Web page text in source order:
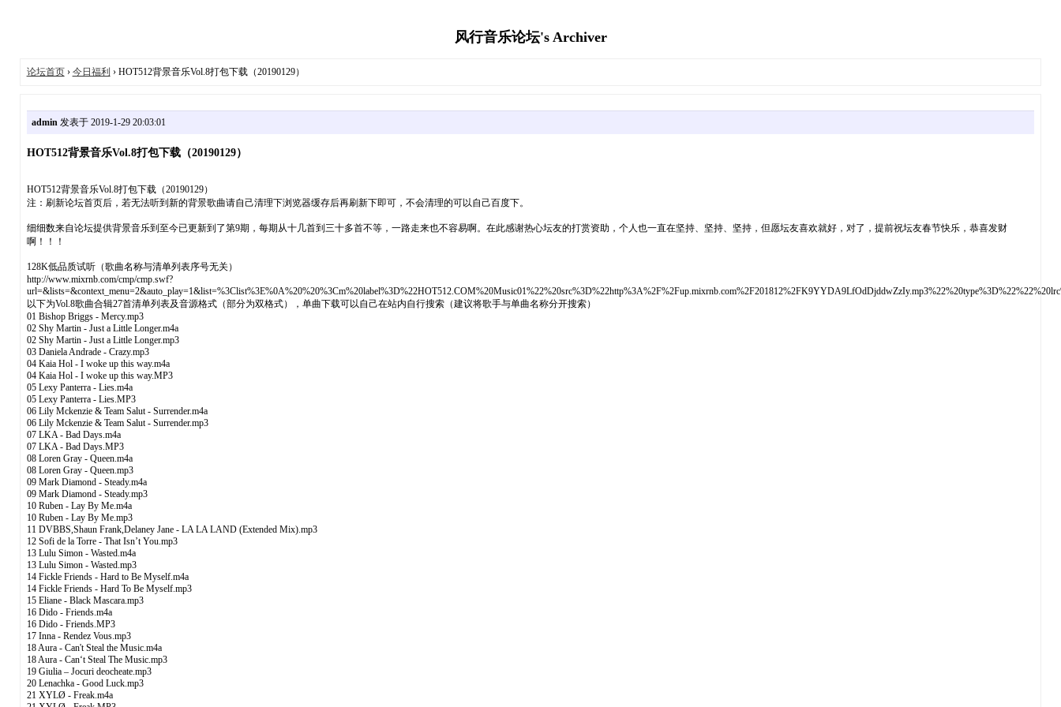
风行音乐论坛's Archiver
论坛首页› 今日福利 › HOT512背景音乐Vol.8打包下载（20190129）
admin发表于 2019-1-29 20:03:01
HOT512背景音乐Vol.8打包下载（20190129）
HOT512背景音乐Vol.8打包下载（20190129）
注：刷新论坛首页后，若无法听到新的背景歌曲请自己清理下浏览器缓存后再刷新下即可，不会清理的可以自己百度下。
细细数来自论坛提供背景音乐到至今已更新到了第9期，每期从十几首到三十多首不等，一路走来也不容易啊。在此感谢热心坛友的打赏资助，个人也一直在坚持、坚持、坚持，但愿坛友喜欢就好，对了，提前祝坛友春节快乐，恭喜发财
啊！！！
128K低品质试听（歌曲名称与清单列表序号无关）
http://www.mixrnb.com/cmp/cmp.swf?
以下为Vol.8歌曲合辑27首清单列表及音源格式（部分为双格式），单曲下载可以自己在站内自行搜索（建议将歌手与单曲名称分开搜索）
01 Bishop Briggs - Mercy.mp3
02 Shy Martin - Just a Little Longer.m4a
02 Shy Martin - Just a Little Longer.mp3
03 Daniela Andrade - Crazy.mp3
04 Kaia Hol - I woke up this way.m4a
04 Kaia Hol - I woke up this way.MP3
05 Lexy Panterra - Lies.m4a
05 Lexy Panterra - Lies.MP3
06 Lily Mckenzie & Team Salut - Surrender.m4a
06 Lily Mckenzie & Team Salut - Surrender.mp3
07 LKA - Bad Days.m4a
07 LKA - Bad Days.MP3
08 Loren Gray - Queen.m4a
08 Loren Gray - Queen.mp3
09 Mark Diamond - Steady.m4a
09 Mark Diamond - Steady.mp3
10 Ruben - Lay By Me.m4a
10 Ruben - Lay By Me.mp3
11 DVBBS,Shaun Frank,Delaney Jane - LA LA LAND (Extended Mix).mp3
12 Sofi de la Torre - That Isn’t You.mp3
13 Lulu Simon - Wasted.m4a
13 Lulu Simon - Wasted.mp3
14 Fickle Friends - Hard to Be Myself.m4a
14 Fickle Friends - Hard To Be Myself.mp3
15 Eliane - Black Mascara.mp3
16 Dido - Friends.m4a
16 Dido - Friends.MP3
17 Inna - Rendez Vous.mp3
18 Aura - Can't Steal the Music.m4a
18 Aura - Can‘t Steal The Music.mp3
19 Giulia – Jocuri deocheate.mp3
20 Lenachka - Good Luck.mp3
21 XYLØ - Freak.m4a